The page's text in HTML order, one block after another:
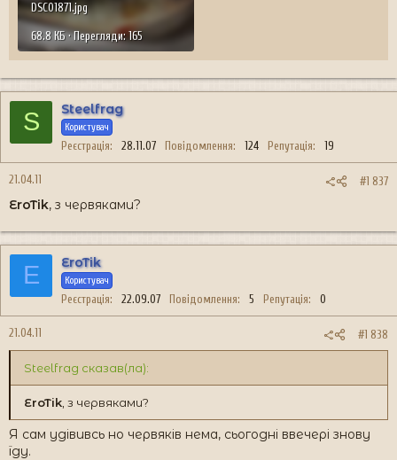
DSC01871.jpg
68.8 КБ · Перегляди: 165
S Steelfrag
Користувач
Реєстрація 28.11.07 Повідомлення 124 Репутація 19
21.04.11 #1 837
EroTik, з червяками?
E EroTik
Користувач
Реєстрація 22.09.07 Повідомлення 5 Репутація 0
21.04.11 #1 838
Steelfrag сказав(ла):
EroTik , з червяками?
Я сам удівивсь но червяків нема, сьогодні ввечері знову
їду.